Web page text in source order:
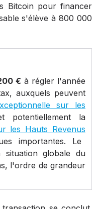
Bitcoin pour financer
s'élève à 800 000
€ à régler l'année
auxquels peuvent
sur les
potentiellement la
les Hauts Revenus
importantes. Le
globale du
l'ordre de grandeur